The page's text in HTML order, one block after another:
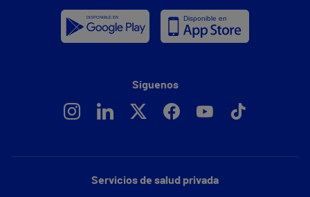
Servicios de salud privada
Síguenos